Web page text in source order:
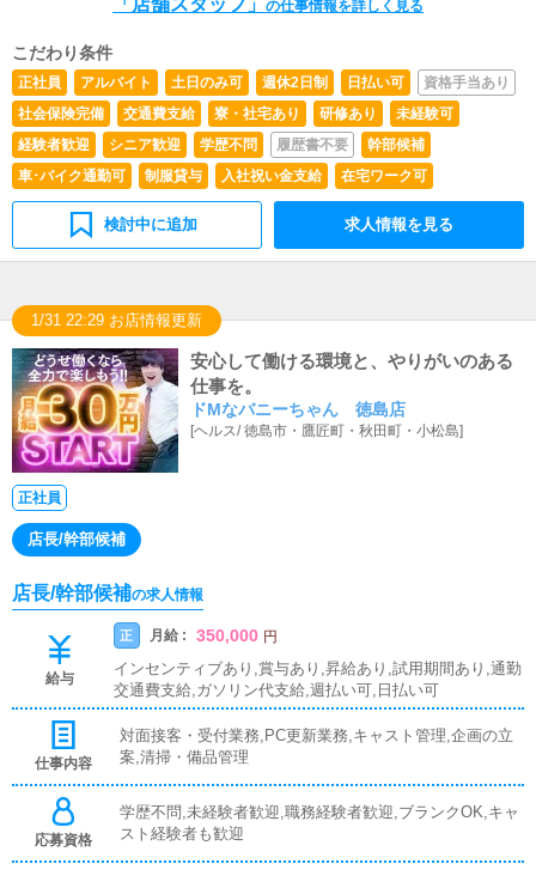
「店舗スタッフ」 の仕事情報を詳しく見る
こだわり条件
正社員 アルバイト 土日のみ可 週休2日制 日払い可
資格手当あり
社会保険完備
交通費支給 寮・社宅あり 研修あり
未経験可
経験者歓迎
シニア歓迎 学歴不問 履歴書不要
幹部候補
車･バイク通勤可
制服貸与 入社祝い金支給 在宅ワーク可
検討中に追加 求人情報を見る
1/31 22:29 お店情報更新
安心して働ける環境と、やりがいのある
仕事を。
ドMなバニーちゃん 徳島店
[ヘルス/徳島市・鷹匠町・秋田町・小松島]
正社員
店長/幹部候補
店長/幹部候補の求人情報
給与
正 月給 : 350,000 円
インセンティブあり,賞与あり,昇給あり,試用期間あり,通勤
交通費支給,ガソリン代支給,週払い可,日払い可
仕事内容
対面接客・受付業務,PC更新業務,キャスト管理,企画の立
案,清掃・備品管理
応募資格
学歴不問,未経験者歓迎,職務経験者歓迎,ブランクOK,キャ
スト経験者も歓迎